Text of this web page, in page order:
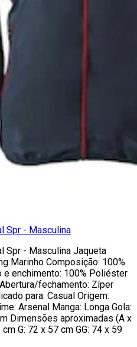
Spr - Masculina
Spr - Masculina Jaqueta
Marinho Composição: 100%
enchimento: 100% Poliéster
fechamento: Zíper
para: Casual Origem:
Arsenal Manga: Longa Gola:
Dimensões aproximadas (A x
G: 72 x 57 cm GG: 74 x 59